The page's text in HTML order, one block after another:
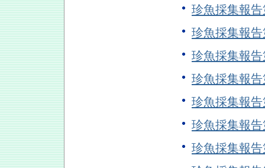
珍魚採集
珍魚採集
珍魚採集
珍魚採集
珍魚採集
珍魚採集
珍魚採集報